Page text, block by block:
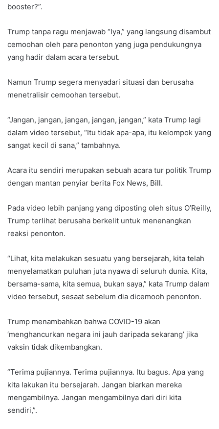
booster?”.
Trump tanpa ragu menjawab “Iya,” yang langsung disambut
cemoohan oleh para penonton yang juga pendukungnya
yang hadir dalam acara tersebut.
Namun Trump segera menyadari situasi dan berusaha
menetralisir cemoohan tersebut.
“Jangan, jangan, jangan, jangan, jangan,” kata Trump lagi
dalam video tersebut, “Itu tidak apa-apa, itu kelompok yang
sangat kecil di sana,” tambahnya.
Acara itu sendiri merupakan sebuah acara tur politik Trump
dengan mantan penyiar berita Fox News, Bill.
Pada video lebih panjang yang diposting oleh situs O’Reilly,
Trump terlihat berusaha berkelit untuk menenangkan
reaksi penonton.
“Lihat, kita melakukan sesuatu yang bersejarah, kita telah
menyelamatkan puluhan juta nyawa di seluruh dunia. Kita,
bersama-sama, kita semua, bukan saya,” kata Trump dalam
video tersebut, sesaat sebelum dia dicemooh penonton.
Trump menambahkan bahwa COVID-19 akan
‘menghancurkan negara ini jauh daripada sekarang’ jika
vaksin tidak dikembangkan.
“Terima pujiannya. Terima pujiannya. Itu bagus. Apa yang
kita lakukan itu bersejarah. Jangan biarkan mereka
mengambilnya. Jangan mengambilnya dari diri kita
sendiri,”.